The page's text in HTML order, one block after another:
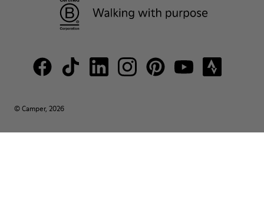
© Camper, 2026